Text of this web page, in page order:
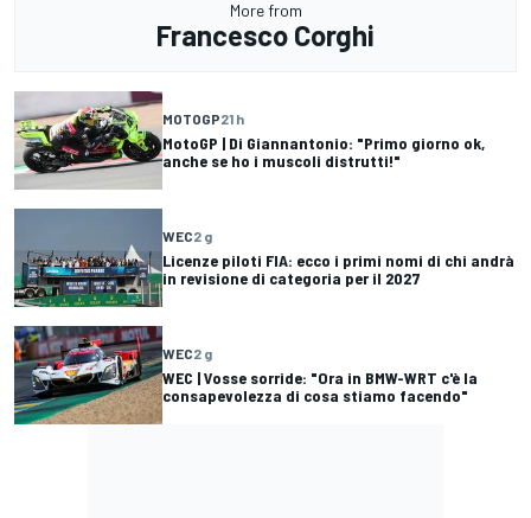
More from
Francesco Corghi
MOTOGP21 h
MotoGP | Di Giannantonio: "Primo giorno ok,
anche se ho i muscoli distrutti!"
WEC2 g
Licenze piloti FIA: ecco i primi nomi di chi andrà
in revisione di categoria per il 2027
WEC2 g
WEC | Vosse sorride: "Ora in BMW-WRT c'è la
consapevolezza di cosa stiamo facendo"